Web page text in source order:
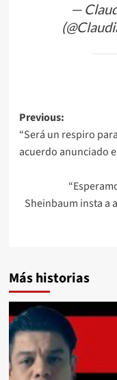
—
Post
navigation
Previous:
“Será un respiro
acuerdo anunciado
Sheinbaum insta a
Más historias